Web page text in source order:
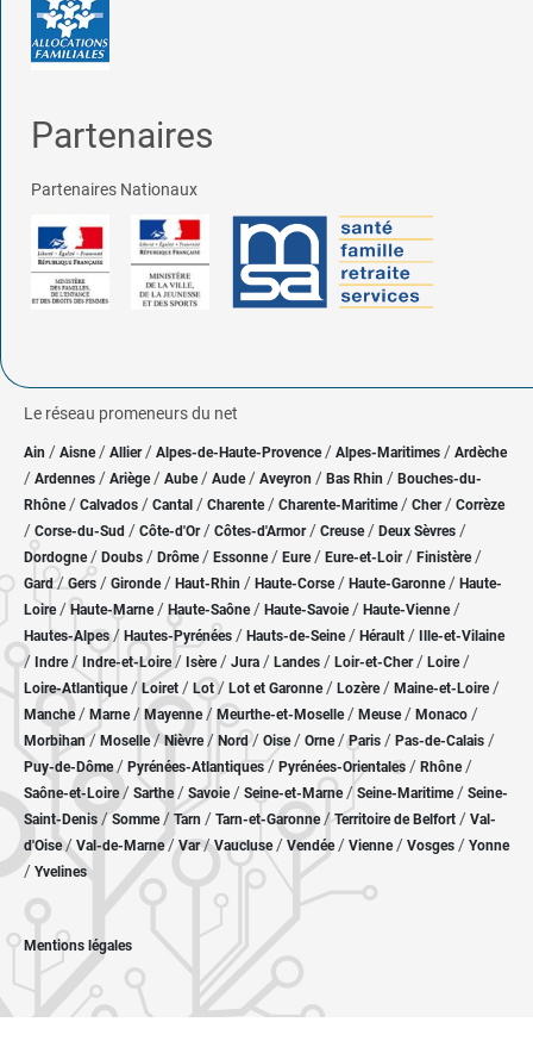
Partenaires
Partenaires Nationaux
Le réseau promeneurs du net
Ain / Aisne/ Allier/ Alpes-de-Haute-Provence / Alpes-Maritimes / Ardèche
/ Ardennes / Ariège/ Aube/ Aude / Aveyron / Bas Rhin / Bouches-du-
Rhône/ Calvados / Cantal / Charente / Charente-Maritime/ Cher / Corrèze
/ Corse-du-Sud / Côte-d'Or / Côtes-d'Armor/ Creuse/ Deux Sèvres /
Dordogne/ Doubs / Drôme/ Essonne / Eure/ Eure-et-Loir / Finistère/
Gard/ Gers / Gironde/ Haut-Rhin / Haute-Corse/ Haute-Garonne/ Haute-
Loire/Haute-Marne/ Haute-Saône/ Haute-Savoie/ Haute-Vienne/
Hautes-Alpes/ Hautes-Pyrénées / Hauts-de-Seine/ Hérault / Ille-et-Vilaine
/ Indre/ Indre-et-Loire/ Isère/ Jura / Landes / Loir-et-Cher/ Loire/
Loire-Atlantique/ Loiret / Lot/ Lot et Garonne/ Lozère / Maine-et-Loire/
Manche/ Marne/ Mayenne/ Meurthe-et-Moselle/ Meuse/ Monaco /
Morbihan/ Moselle/ Nièvre / Nord/ Oise / Orne/Paris / Pas-de-Calais /
Puy-de-Dôme/ Pyrénées-Atlantiques / Pyrénées-Orientales / Rhône/
Saône-et-Loire/ Sarthe/ Savoie/ Seine-et-Marne/ Seine-Maritime/ Seine-
Saint-Denis /Somme/ Tarn / Tarn-et-Garonne/Territoire de Belfort / Val-
d'Oise/ Val-de-Marne/Var/Vaucluse/ Vendée/ Vienne/ Vosges / Yonne
/ Yvelines
Mentions légales